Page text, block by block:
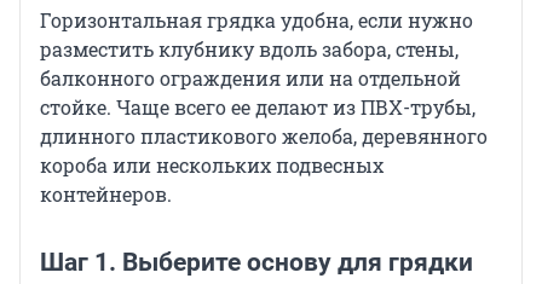
Горизонтальная грядка удобна, если нужно
разместить клубнику вдоль забора, стены,
балконного ограждения или на отдельной
стойке. Чаще всего ее делают из ПВХ-трубы,
длинного пластикового желоба, деревянного
короба или нескольких подвесных
контейнеров.
Шаг 1. Выберите основу для грядки